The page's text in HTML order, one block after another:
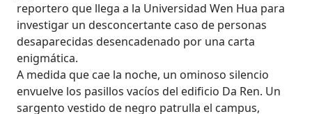
reportero que llega a la Universidad Wen Hua para
investigar un desconcertante caso de personas
desaparecidas desencadenado por una carta
enigmática.
A medida que cae la noche, un ominoso silencio
envuelve los pasillos vacíos del edificio Da Ren. Un
sargento vestido de negro patrulla el campus,